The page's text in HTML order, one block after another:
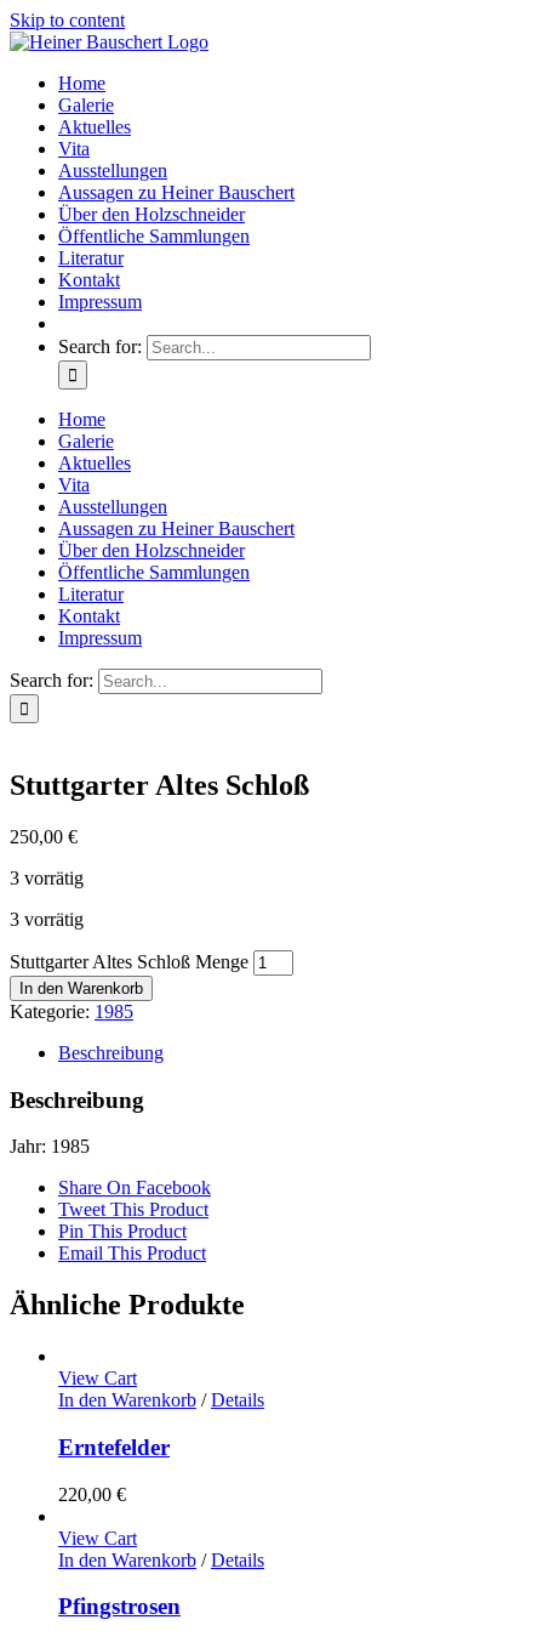
Skip to content
Home
Galerie
Aktuelles
Vita
Ausstellungen
Aussagen zu Heiner Bauschert
Über den Holzschneider
Öffentliche Sammlungen
Literatur
Kontakt
Impressum
Search for:
Home
Galerie
Aktuelles
Vita
Ausstellungen
Aussagen zu Heiner Bauschert
Über den Holzschneider
Öffentliche Sammlungen
Literatur
Kontakt
Impressum
Search for:
Stuttgarter Altes Schloß
250,00 €
3 vorrätig
3 vorrätig
Stuttgarter Altes Schloß Menge
In den Warenkorb
Kategorie: 1985
Beschreibung
Beschreibung
Jahr: 1985
Share On Facebook
Tweet This Product
Pin This Product
Email This Product
Ähnliche Produkte
View Cart
In den Warenkorb / Details
Erntefelder
220,00 €
View Cart
In den Warenkorb / Details
Pfingstrosen